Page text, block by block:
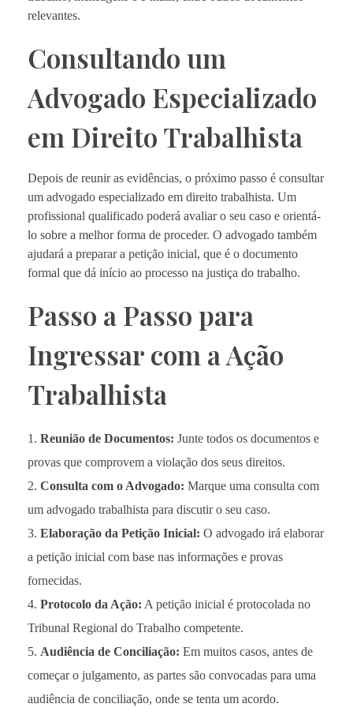
relevantes.
Consultando um
Advogado Especializado
em Direito Trabalhista
Depois de reunir as evidências, o próximo passo é consultar
um advogado especializado em direito trabalhista. Um
profissional qualificado poderá avaliar o seu caso e orientá-
lo sobre a melhor forma de proceder. O advogado também
ajudará a preparar a petição inicial, que é o documento
formal que dá início ao processo na justiça do trabalho.
Passo a Passo para
Ingressar com a Ação
Trabalhista
Reunião de Documentos: Junte todos os documentos e
provas que comprovem a violação dos seus direitos.
Consulta com o Advogado: Marque uma consulta com
um advogado trabalhista para discutir o seu caso.
Elaboração da Petição Inicial: O advogado irá elaborar
a petição inicial com base nas informações e provas
fornecidas.
Protocolo da Ação: A petição inicial é protocolada no
Tribunal Regional do Trabalho competente.
Audiência de Conciliação: Em muitos casos, antes de
começar o julgamento, as partes são convocadas para uma
audiência de conciliação, onde se tenta um acordo.